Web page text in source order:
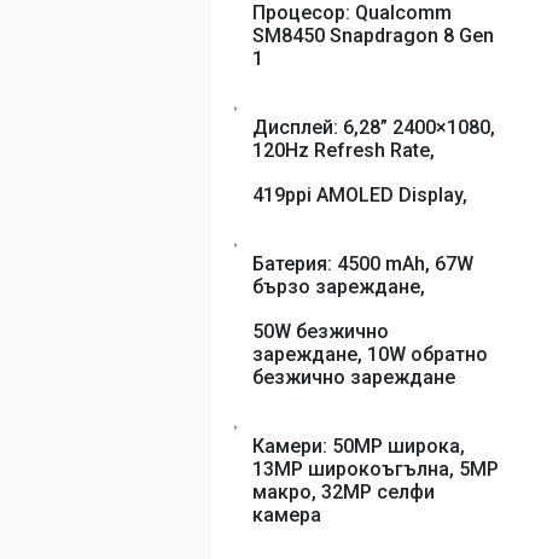
Процесор: Qualcomm
SM8450 Snapdragon 8 Gen
1
Дисплей: 6,28” 2400×1080,
120Hz Refresh Rate,
419ppi AMOLED Display,
Батерия: 4500 mAh, 67W
бързо зареждане,
50W безжично
зареждане, 10W обратно
безжично зареждане
Камери: 50MP широка,
13MP широкоъгълна, 5MP
макро, 32MP селфи
камера